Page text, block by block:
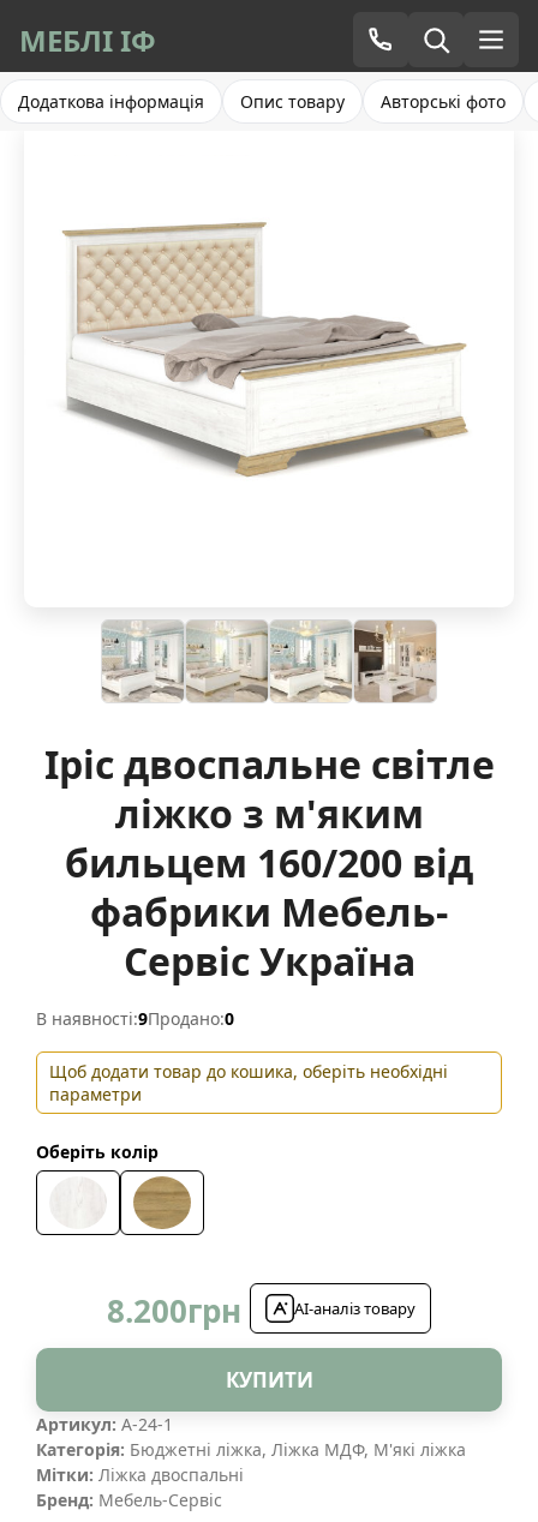
МЕБЛІ ІФ
Додаткова інформація Опис товару Авторські фото
Іріс двоспальне світле
ліжко з м'яким
бильцем 160/200 від
фабрики Мебель-
Сервіс Україна
В наявності:9Продано:0
Щоб додати товар до кошика, оберіть необхідні
параметри
Оберіть колір
8.200грн AI-аналіз товару
КУПИТИ
Артикул: А-24-1
Категорія: Бюджетні ліжка, Ліжка МДФ, М'які ліжка
Мітки: Ліжка двоспальні
Бренд: Мебель-Сервіс